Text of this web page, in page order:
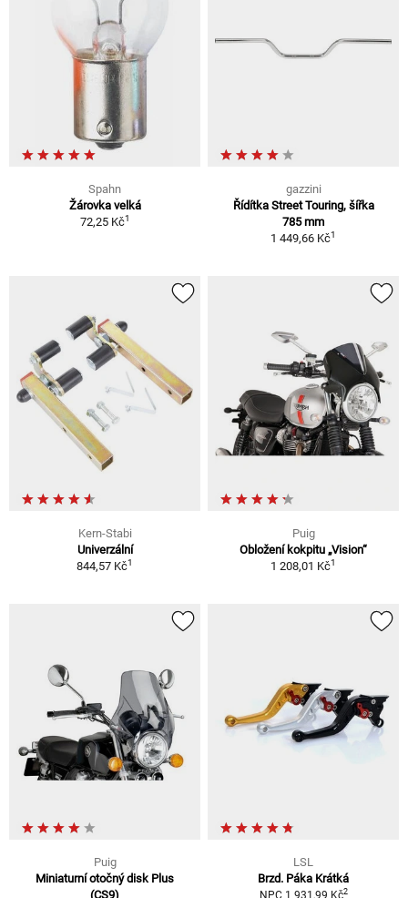
Spahn
Žárovka velká
72,25 Kč1
gazzini
Řídítka Street Touring, šířka
785 mm
1 449,66 Kč1
Kern-Stabi
Univerzální
844,57 Kč1
Puig
Obložení kokpitu „Vision“
1 208,01 Kč1
Puig
Miniaturní otočný disk Plus
(CS9)
LSL
Brzd. Páka Krátká
NPC 1 931,99 Kč2